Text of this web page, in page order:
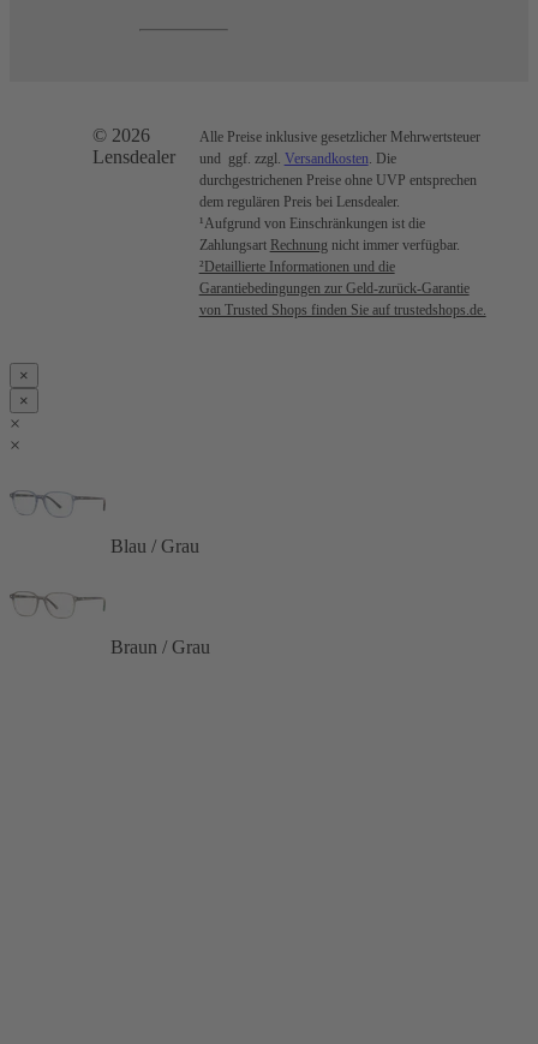
© 2026
Lensdealer
Alle Preise inklusive gesetzlicher Mehrwertsteuer
und ggf. zzgl. Versandkosten . Die
durchgestrichenen Preise ohne UVP entsprechen
dem regulären Preis bei Lensdealer.
¹Aufgrund von Einschränkungen ist die
Zahlungsart Rechnung nicht immer verfügbar.
²Detaillierte Informationen und die
Garantiebedingungen zur Geld-zurück-Garantie
von Trusted Shops finden Sie auf trustedshops.de.
×
×
×
×
Blau / Grau
Braun / Grau